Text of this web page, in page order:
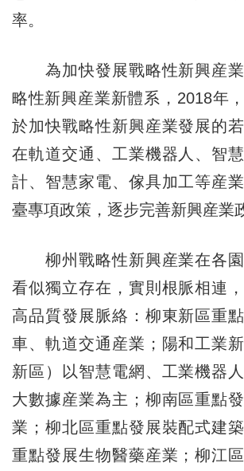
率。
為加快發展戰略性新興産業
略性新興産業新體系，2018年
於加快戰略性新興産業發展的
在軌道交通、工業機器人、智
計、智慧家電、傢具加工等産
臺專項政策，逐步完善新興産業
柳州戰略性新興産業在各園
看似獨立存在，實則根脈相連
高品質發展脈絡：柳東新區重
車、軌道交通産業；陽和工業
新區）以智慧電網、工業機器人
大數據産業為主；柳南區重點
業；柳北區重點發展裝配式建
重點發展生物醫藥産業；柳江